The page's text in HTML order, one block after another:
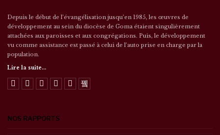
Depuis le début de l’évangélisation jusqu’en 1985, les œuvres de
développement au sein du diocèse de Goma étaient singulièrement
attachées aux paroisses et aux congrégations. Puis, le développement
vu comme assistance est passé à celui de l’auto prise en charge par la
population.
Lire la suite...
NOS RAPPORTS